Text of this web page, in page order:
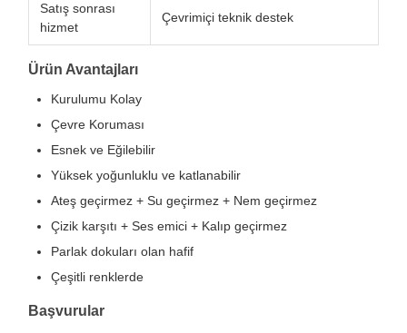
Satış sonrası
hizmet
Çevrimiçi teknik destek
Ürün Avantajları
Kurulumu Kolay
Çevre Koruması
Esnek ve Eğilebilir
Yüksek yoğunluklu ve katlanabilir
Ateş geçirmez + Su geçirmez + Nem geçirmez
Çizik karşıtı + Ses emici + Kalıp geçirmez
Parlak dokuları olan hafif
Çeşitli renklerde
Başvurular